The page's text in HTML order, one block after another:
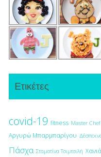
Ετικέτες
covid-19 fitness Master Chef
Αργυρώ Μπαρμπαρίγου
Πάσχα Σταματίνα Τσιμτσιλή Χανιά